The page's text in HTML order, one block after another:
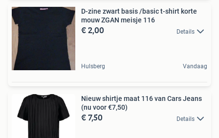
D-zine zwart basis /basic t-shirt korte
mouw ZGAN meisje 116
€ 2,00 Details
Hulsberg Vandaag
Nieuw shirtje maat 116 van Cars Jeans
(nu voor €7,50)
€ 7,50 Details